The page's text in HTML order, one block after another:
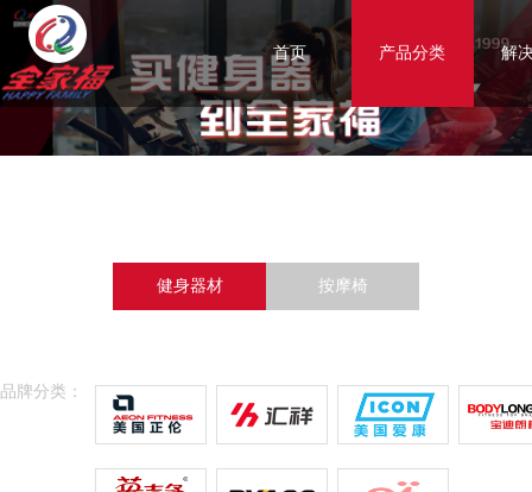
首页 产品分类 解
健身器材 按摩椅
品牌分类：